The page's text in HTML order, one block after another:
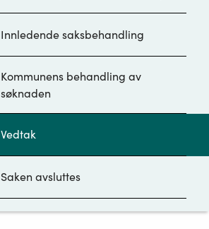
Innledende saksbehandling
Kommunens behandling av
søknaden
Vedtak
Saken avsluttes